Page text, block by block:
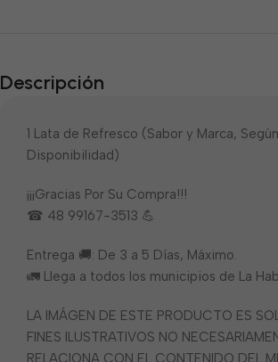
Descripción
1 Lata de Refresco (Sabor y Marca, Según
Disponibilidad)
¡¡¡Gracias Por Su Compra!!!
☎ 48 99167-3513 💪
Entrega 🚚: De 3 a 5 Días, Máximo.
🚛 Llega a todos los municipios de La
LA IMÁGEN DE ESTE PRODUCTO ES
FINES ILUSTRATIVOS NO
RELACIONA CON EL CONTENIDO DEL